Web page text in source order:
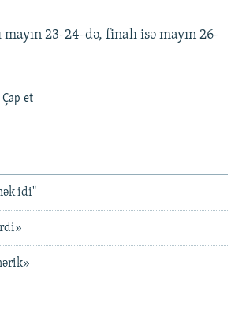
23-24-də, finalı isə mayın 26-
Çap et
idi"